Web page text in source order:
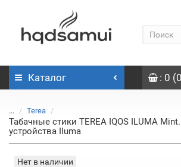
Каталог : 0
... Terea
Табачные стики TEREA IQOS ILUMA
устройства Iluma
Нет в наличии